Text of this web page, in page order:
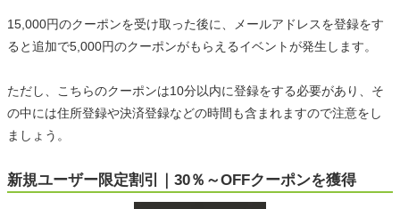
15,000円のクーポンを受け取った後に、メールアドレスを登録をす
ると追加で5,000円のクーポンがもらえるイベントが発生します。
ただし、こちらのクーポンは10分以内に登録をする必要があり、そ
の中には住所登録や決済登録などの時間も含まれますので注意をし
ましょう。
新規ユーザー限定割引｜30％～OFFクーポンを獲得